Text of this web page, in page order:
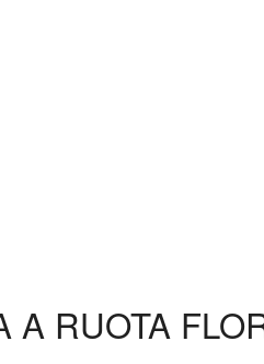
A RUOTA